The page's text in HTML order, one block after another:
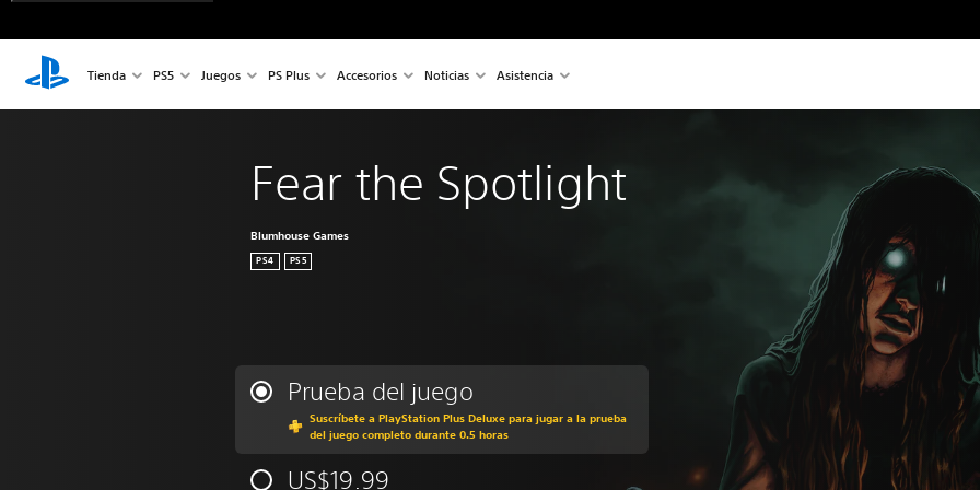
Tienda PS5 Juegos PS Plus Accesorios Noticias Asistencia
Fear the Spotlight
Blumhouse Games
PS4 PS5
Prueba del juego
Suscríbete a PlayStation Plus Deluxe para jugar a la prueba
del juego completo durante 0.5 horas
US$19.99